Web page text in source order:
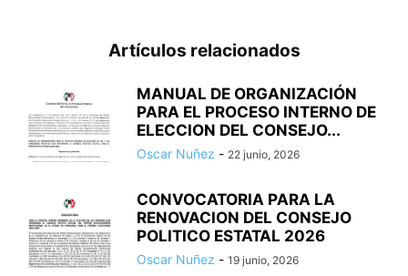
Artículos relacionados
MANUAL DE ORGANIZACIÓN
PARA EL PROCESO INTERNO DE
ELECCION DEL CONSEJO...
Oscar Nuñez - 22 junio, 2026
CONVOCATORIA PARA LA
RENOVACION DEL CONSEJO
POLITICO ESTATAL 2026
Oscar Nuñez - 19 junio, 2026